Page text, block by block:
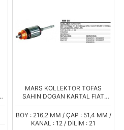
MARS KOLLEKTOR TOFAS
SAHIN DOGAN KARTAL FIAT
031
BOY : 216,2 MM / ÇAP : 51,4 MM /
KANAL : 12 / DİLİM : 21